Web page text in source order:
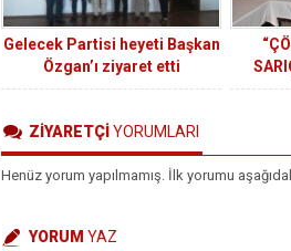
Gelecek Partisi heyeti Başkan
Özgan’ı ziyaret etti
ZİYARETÇİYORUMLARI
Henüz yorum yapılmamış. İlk yorumu
YORUM YAZ